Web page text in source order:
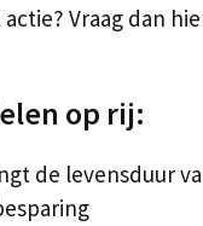
Vraag dan
op rij:
de levensduur